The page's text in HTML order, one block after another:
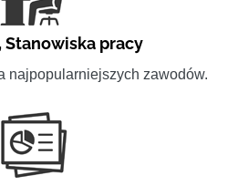
Stanowiska pracy
najpopularniejszych zawodów.